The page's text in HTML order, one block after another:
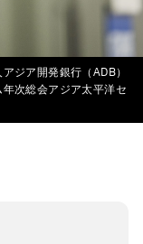
ジア開発銀行（ADB）
次総会アジア太平洋セ